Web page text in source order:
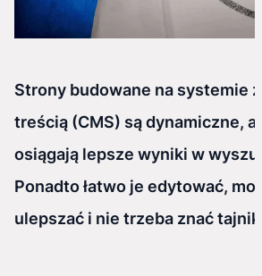
Strony budowane na systemie
treścią (CMS) są dynamiczne, a
osiągają lepsze wyniki w
Ponadto łatwo je edytować,
ulepszać i nie trzeba znać